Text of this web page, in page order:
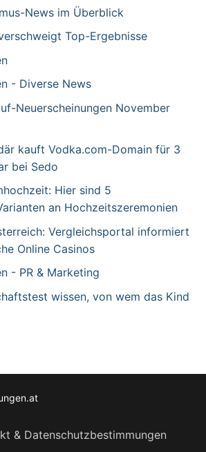
News im Überblick
Top-Ergebnisse
- Diverse News
Neuerscheinungen November
kauft Vodka.com-Domain für 3
bei Sedo
Hier sind 5
an Hochzeitszeremonien
Vergleichsportal informiert
Online Casinos
- PR & Marketing
wissen, von wem das Kind
& Datenschutzbestimmungen